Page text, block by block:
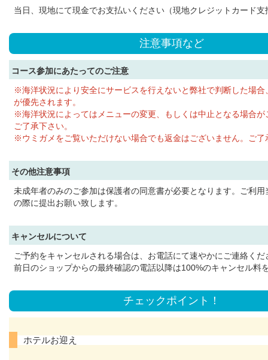
当日、現地にて現金でお支払いください（現地クレジットカード支
注意事項など
コース参加にあたってのご注意
※海洋状況により安全にサービスを行えないと弊社で判断した場合
が優先されます。
※海洋状況によってはメニューの変更、もしくは中止となる場合が
ご了承下さい。
※ウミガメをご覧いただけない場合でも返金はございません。ご了
その他注意事項
未成年者のみのご参加は保護者の同意書が必要となります。ご利用
の際に提出お願い致します。
キャンセルについて
ご予約をキャンセルされる場合は、お電話にて速やかにご連絡くだ
前日のショップからの最終確認の電話以降は100%のキャンセル料
チェックポイント！
ホテルお迎え